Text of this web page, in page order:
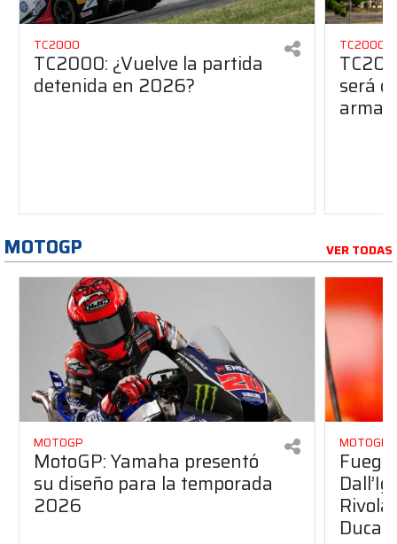
TC2000
TC2000: ¿Vuelve la partida
detenida en 2026?
TC2000
será
MOTOGP VER TODAS
MOTOGP
MotoGP: Yamaha presentó
su diseño para la temporada
2026
MOTOGP
Ducati